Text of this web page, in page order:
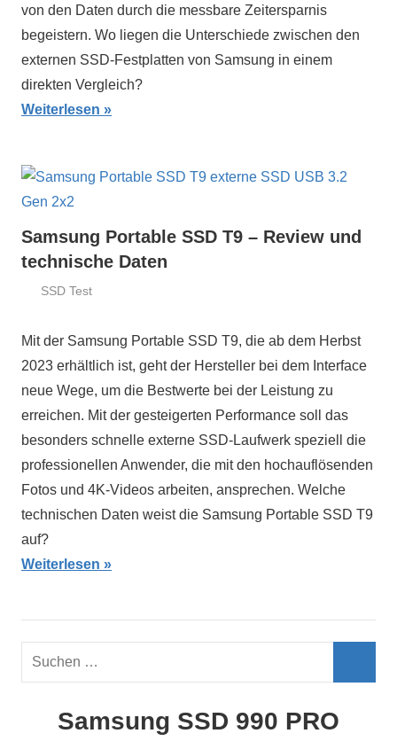
von den Daten durch die messbare Zeitersparnis
begeistern. Wo liegen die Unterschiede zwischen den
externen SSD-Festplatten von Samsung in einem
direkten Vergleich?
Weiterlesen
Samsung Portable SSD T9 – Review und
technische Daten
Juli
ratgeber.de
SSD Test
Mit der Samsung Portable SSD T9, die ab dem Herbst
2023 erhältlich ist, geht der Hersteller bei dem Interface
neue Wege, um die Bestwerte bei der Leistung zu
erreichen. Mit der gesteigerten Performance soll das
besonders schnelle externe SSD-Laufwerk speziell die
professionellen Anwender, die mit den hochauflösenden
Fotos und 4K-Videos arbeiten, ansprechen. Welche
technischen Daten weist die Samsung Portable SSD T9
auf?
Weiterlesen
Suchen
Samsung SSD 990 PRO